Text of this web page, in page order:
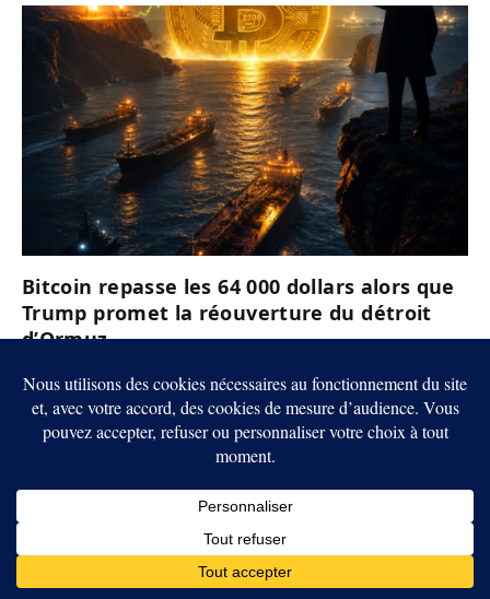
Bitcoin repasse les 64 000 dollars alors que
Trump promet la réouverture du détroit
d’Ormuz
ARTICLES RÉCENTS
Crypto : les États-Unis et le Royaume-Uni veulent rapprocher leurs